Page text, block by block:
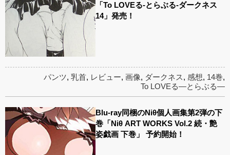
「To LOVEる-とらぶる-ダークネス
14」発売！
パンツ, 乳首, レビュー, 画像, ダークネス, 感想, 14巻,
To LOVEる―とらぶる―
Blu-ray同梱のNiθ個人画集第2弾の下
巻「Niθ ART WORKS Vol.2 続・艶
姿戯画 下巻」 予約開始！